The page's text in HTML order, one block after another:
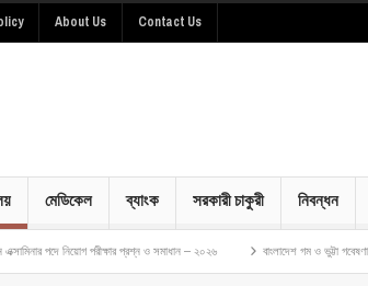
About Us Contact Us
মেডিকেল ব্যাংক সরকারী চাকুরী নিবন্ধন
পরীক্ষার প্রশ্ন ও সমাধান – ২০২৬ বাংলাদেশ গম ও ভুট্টা গবেষণা ইনস্টিটিউট এর